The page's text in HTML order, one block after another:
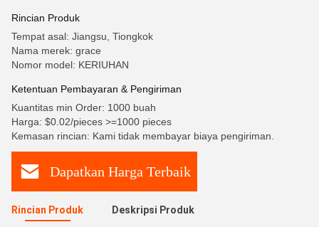
Rincian Produk
Tempat asal: Jiangsu, Tiongkok
Nama merek: grace
Nomor model: KERIUHAN
Ketentuan Pembayaran & Pengiriman
Kuantitas min Order: 1000 buah
Harga: $0.02/pieces >=1000 pieces
Kemasan rincian: Kami tidak membayar biaya pengiriman.
Dapatkan Harga Terbaik
Rincian Produk Deskripsi Produk